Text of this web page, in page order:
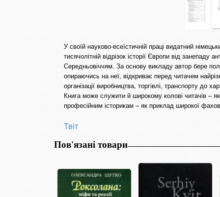
У своїй науково-есеїстичній праці видатний
тисячолітній відрізок історії Європи від
Середньовіччям. За основу викладу автор бере
опираючись на неї, відкриває перед читачем
організації виробництва, торгівлі, транспорту до
Книга може служити й широкому колові читачів –
професійним історикам – як приклад широкої
Твіт
Пов'язані товари